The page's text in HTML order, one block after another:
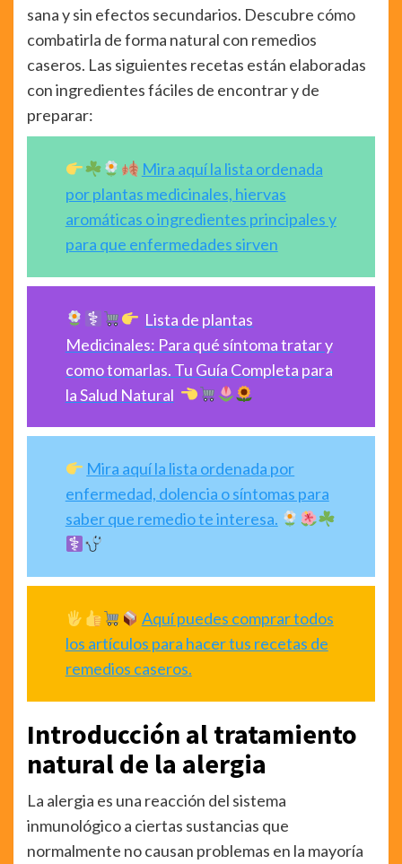
sana y sin efectos secundarios. Descubre cómo
combatirla de forma natural con remedios
caseros. Las siguientes recetas están elaboradas
con ingredientes fáciles de encontrar y de
preparar:
Mira aquí la lista ordenada
por plantas medicinales, hiervas
aromáticas o ingredientes principales y
para que enfermedades sirven
Lista de plantas
Medicinales: Para qué síntoma tratar y
como tomarlas. Tu Guía Completa para
la Salud Natural
Mira aquí la lista ordenada por
enfermedad, dolencia o síntomas para
saber que remedio te interesa.
Aquí puedes comprar todos
los artículos para hacer tus recetas de
remedios caseros.
Introducción al tratamiento
natural de la alergia
La alergia es una reacción del sistema
inmunológico a ciertas sustancias que
normalmente no causan problemas en la mayoría